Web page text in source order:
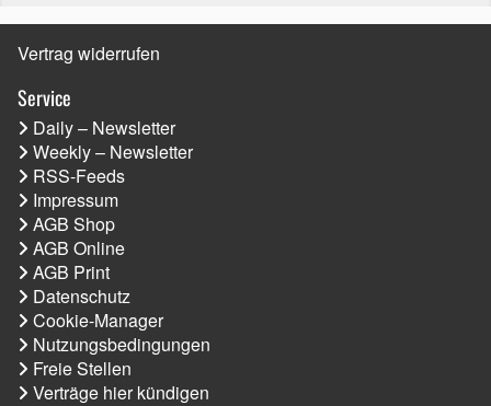
Vertrag widerrufen
Service
Daily – Newsletter
Weekly – Newsletter
RSS-Feeds
Impressum
AGB Shop
AGB Online
AGB Print
Datenschutz
Cookie-Manager
Nutzungsbedingungen
Freie Stellen
Verträge hier kündigen